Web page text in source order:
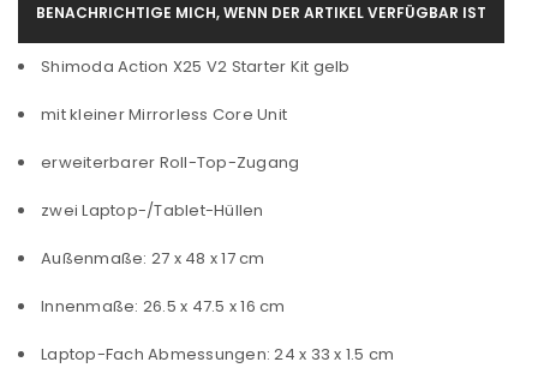
BENACHRICHTIGE MICH, WENN DER ARTIKEL VERFÜGBAR IST
Shimoda Action X25 V2 Starter Kit gelb
mit kleiner Mirrorless Core Unit
erweiterbarer Roll-Top-Zugang
zwei Laptop-/Tablet-Hüllen
Außenmaße: 27 x 48 x 17 cm
Innenmaße: 26.5 x 47.5 x 16 cm
Laptop-Fach Abmessungen: 24 x 33 x 1.5 cm